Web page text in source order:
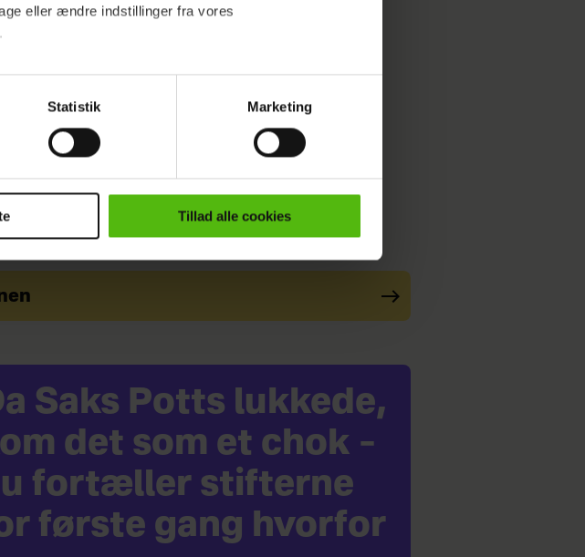
eller ændre indstillinger fra vores
og finansiere relevant journalistisk indhold til dig.
dit besøg på vores hjemmeside. Vi indsamler data
i forbindelse hermed i både
Statistik Marketing
Tillad alle cookies
Saks Potts lukkede,
det som et chok –
fortæller stifterne
første gang hvorfor